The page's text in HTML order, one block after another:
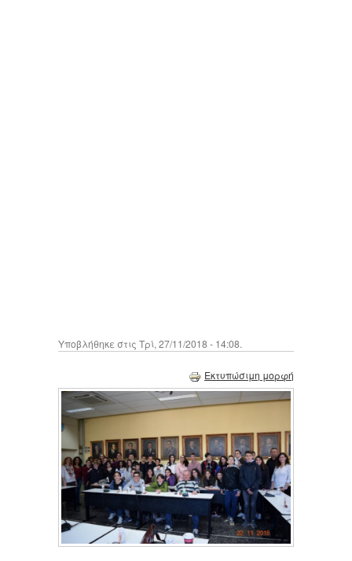
Υποβλήθηκε στις Τρί, 27/11/2018 - 14:08.
Εκτυπώσιμη μορφή